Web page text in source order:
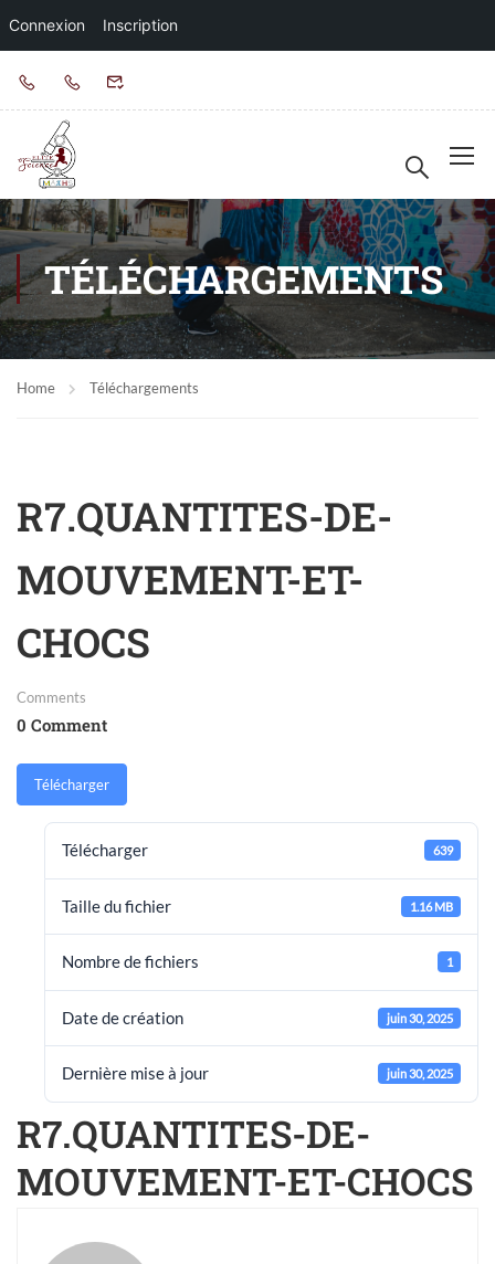
Connexion Inscription
TÉLÉCHARGEMENTS
Home Téléchargements
R7.QUANTITES-DE-
MOUVEMENT-ET-
CHOCS
Comments
0 Comment
Télécharger
Télécharger 639
Taille du fichier 1.16 MB
Nombre de fichiers 1
Date de création juin 30, 2025
Dernière mise à jour juin 30, 2025
R7.QUANTITES-DE-
MOUVEMENT-ET-CHOCS